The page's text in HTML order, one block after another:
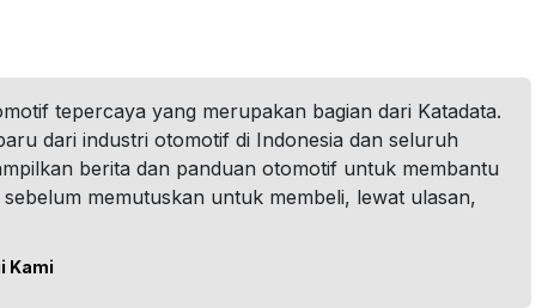
tepercaya yang merupakan bagian dari Katadata.
dari industri otomotif di Indonesia dan seluruh
berita dan panduan otomotif untuk membantu
memutuskan untuk membeli, lewat ulasan,
Kami